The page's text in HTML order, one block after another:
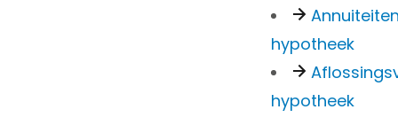
Annuiteiten
hypotheek
hypotheek
Nieuw-